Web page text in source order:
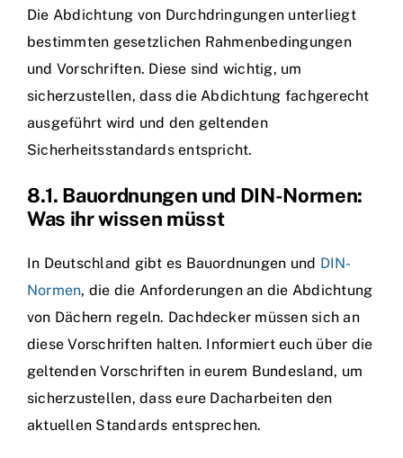
Die Abdichtung von Durchdringungen unterliegt
bestimmten gesetzlichen Rahmenbedingungen
und Vorschriften. Diese sind wichtig, um
sicherzustellen, dass die Abdichtung fachgerecht
ausgeführt wird und den geltenden
Sicherheitsstandards entspricht.
8.1. Bauordnungen und DIN-Normen:
Was ihr wissen müsst
In Deutschland gibt es Bauordnungen und DIN-
Normen, die die Anforderungen an die Abdichtung
von Dächern regeln. Dachdecker müssen sich an
diese Vorschriften halten. Informiert euch über die
geltenden Vorschriften in eurem Bundesland, um
sicherzustellen, dass eure Dacharbeiten den
aktuellen Standards entsprechen.